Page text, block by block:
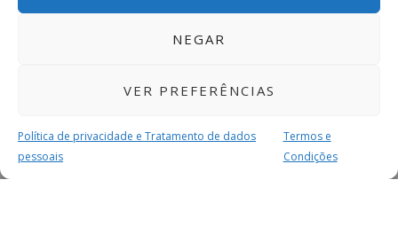
NEGAR
VER PREFERÊNCIAS
Política de privacidade e Tratamento de dados
pessoais
Termos e
Condições